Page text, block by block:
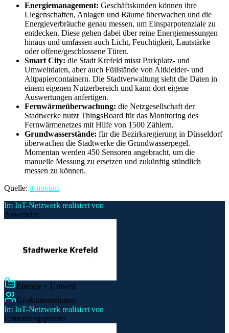
Energiemanagement: Geschäftskunden können ihre
Liegenschaften, Anlagen und Räume überwachen und die
Energieverbräuche genau messen, um Einsparpotenziale zu
entdecken. Diese gehen dabei über reine Energiemessungen
hinaus und umfassen auch Licht, Feuchtigkeit, Lautstärke
oder offene/geschlossene Türen.
Smart City: die Stadt Krefeld misst Parkplatz- und
Umweltdaten, aber auch Füllstände von Altkleider- und
Altpapiercontainern. Die Stadtverwaltung sieht die Daten in
einem eigenen Nutzerbereich und kann dort eigene
Auswertungen anfertigen.
Fernwärmeüberwachung: die Netzgesellschaft der
Stadtwerke nutzt ThingsBoard für das Monitoring des
Fernwärmenetzes mit Hilfe von 1500 Zählern.
Grundwasserstände: für die Bezirksregierung in Düsseldorf
überwachen die Stadtwerke die Grundwasserpegel.
Momentan werden 450 Sensoren angebracht, um die
manuelle Messung zu ersetzen und zukünftig stündlich
messen zu können.
Quelle: it-novum
Im IoT-Netzwerk realisiert von
Anwender
Energie + Umwelt
Großunternehmen
Im IoT-Netzwerk realisiert von
Umsetzungspartner